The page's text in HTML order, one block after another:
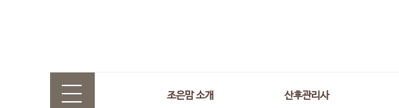
조은맘 소개 산후관리사